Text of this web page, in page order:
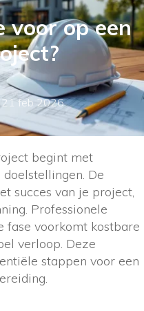
voor op een
21 feb 2026
begint met
De
succes van je project,
Professionele
fase voorkomt kostbare
verloop. Deze
stappen voor een